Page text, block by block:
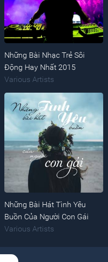
Những Bài Nhạc Trẻ Sôi
Động Hay Nhất 2015
Various Artists
Những Bài Hát Tình Yêu
Buồn Của Người Con Gái
Various Artists